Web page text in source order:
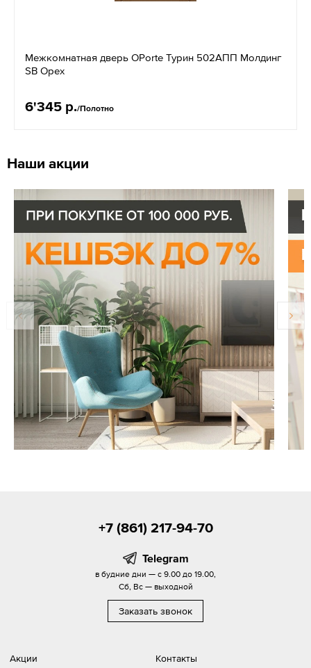
Межкомнатная дверь OPorte Турин 502АПП Молдинг
SB Орех
6'345 р./Полотно
Наши акции
Акции Контакты
+7 (861) 217-94-70
Telegram
в будние дни — с 9.00 до 19.00,
Сб, Вс — выходной
Заказать звонок